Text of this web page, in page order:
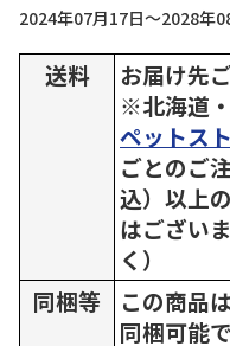
2024年07月17日～2028年
送料
お届け先
※北海道
ペットス
ごとのご
込）以上
はござい
く）
同梱等
この商品は
同梱可能で